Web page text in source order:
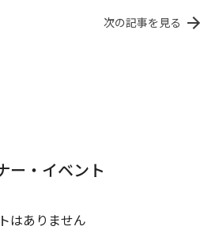
次の記事を見る
ー・イベント
はありません